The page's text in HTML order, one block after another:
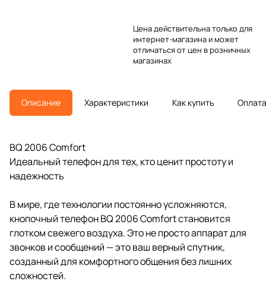
Цена действительна только для
интернет-магазина и может
отличаться от цен в розничных
магазинах
Описание Характеристики Как купить Оплата
BQ 2006 Comfort
Идеальный телефон для тех, кто ценит простоту и
надежность
В мире, где технологии постоянно усложняются,
кнопочный телефон BQ 2006 Comfort становится
глотком свежего воздуха. Это не просто аппарат для
звонков и сообщений — это ваш верный спутник,
созданный для комфортного общения без лишних
сложностей.